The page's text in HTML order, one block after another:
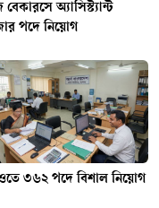
অ্যাসিস্ট্যান্ট
পদে নিয়োগ
৩৬২ পদে বিশাল নিয়োগ